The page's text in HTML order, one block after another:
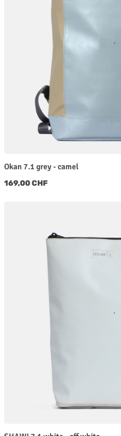
Okan 7.1 grey - camel
Regulärer Preis:
169,00 CHF